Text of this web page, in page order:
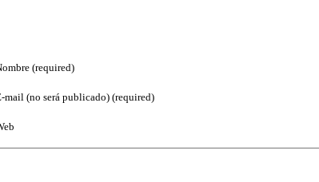
(required)
mail (no será publicado) (required)